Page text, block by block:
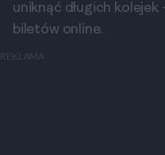
uniknąć długich
biletów online.
REKLAMA